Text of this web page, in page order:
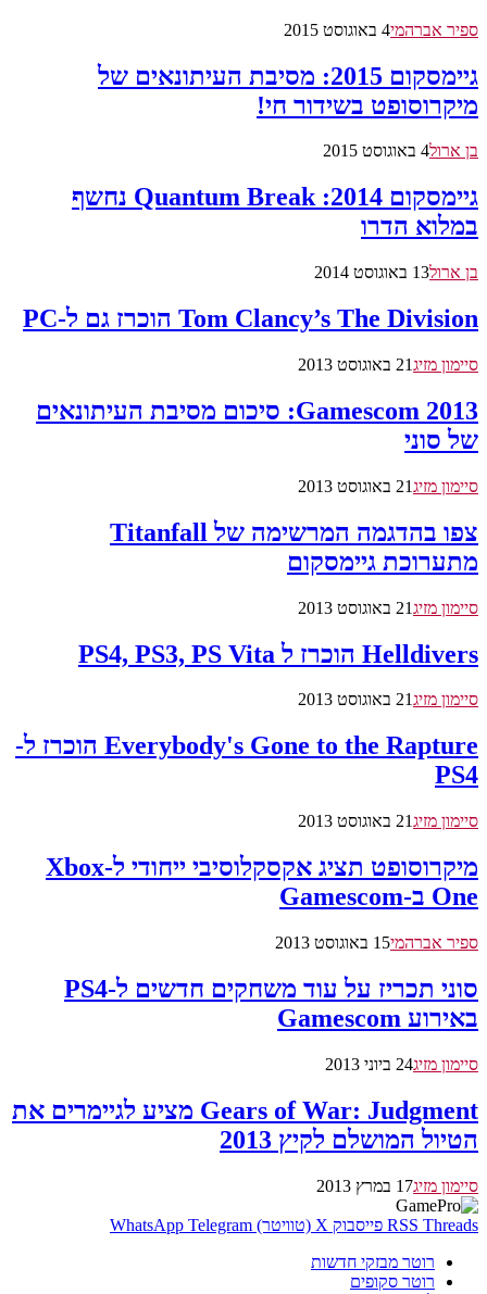
ספיר אברהמי4 באוגוסט 2015
גיימסקום 2015: מסיבת העיתונאים של
מיקרוסופט בשידור חי!
בן ארול4 באוגוסט 2015
גיימסקום 2014: Quantum Break נחשף
במלוא הדרו
בן ארול13 באוגוסט 2014
Tom Clancy’s The Division הוכרז גם ל-PC
סיימון מזיג21 באוגוסט 2013
2013 Gamescom: סיכום מסיבת העיתונאים
של סוני
סיימון מזיג21 באוגוסט 2013
צפו בהדגמה המרשימה של Titanfall
מתערוכת גיימסקום
סיימון מזיג21 באוגוסט 2013
Helldivers הוכרז ל PS4, PS3, PS Vita
סיימון מזיג21 באוגוסט 2013
Everybody's Gone to the Rapture הוכרז ל-
PS4
סיימון מזיג21 באוגוסט 2013
מיקרוסופט תציג אקסקלוסיבי ייחודי ל-Xbox
One ב-Gamescom
ספיר אברהמי15 באוגוסט 2013
סוני תכריז על עוד משחקים חדשים ל-PS4
באירוע Gamescom
סיימון מזיג24 ביוני 2013
Gears of War: Judgment מציע לגיימרים את
הטיול המושלם לקיץ 2013
סיימון מזיג17 במרץ 2013
RSS Threads פייסבוק X (טוויטר) WhatsApp Telegram
רוטר מבזקי חדשות
רוטר סקופים